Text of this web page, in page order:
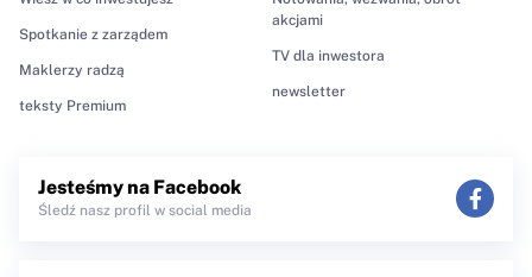
Spotkanie z zarządem
Maklerzy radzą
teksty Premium
akcjami
TV dla inwestora
newsletter
Jesteśmy na Facebook
Śledź nasz profil w social media